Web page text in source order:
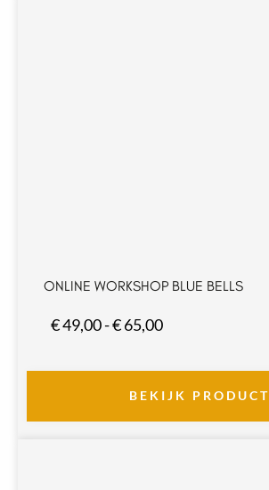
ONLINE WORKSHOP BLUE BELLS
€49,00-€65,00Prijsklasse:
tot
€ 65,00
BEKIJK PRODUCT